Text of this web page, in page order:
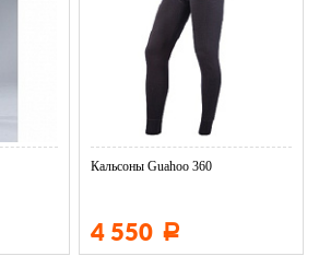
Кальсоны Guahoo 360
4 550 Р